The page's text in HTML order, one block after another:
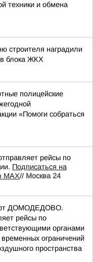
техники и обмена
строителя наградили
блока ЖКХ
полицейские
«Помоги собраться
рейсы по
Подписаться на
MAX// Москва 24
ДОМОДЕДОВО.
рейсы по
органами
ограничений
пространства